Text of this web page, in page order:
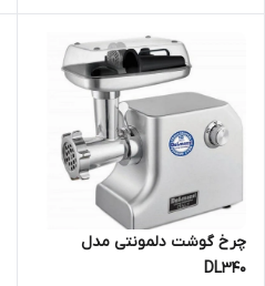
چرخ گوشت دلمونتی مدل
DL340